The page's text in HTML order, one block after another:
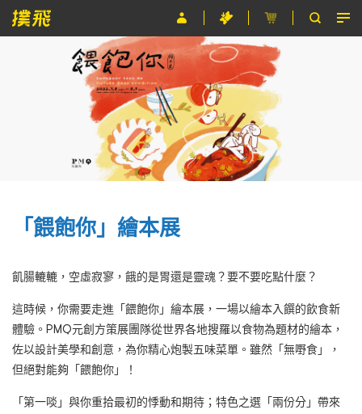
「餵飽你」繪本展
飢腸轆轆，空虛寂寥，餓的是胃還是靈魂？要不要吃點什麼？
這時候，你需要走進「餵飽你」繪本展，一場以繪本入饌的飲食新
體驗。PMQ元創方策展團隊從世界各地搜羅以食物為題材的繪本，
佐以設計美學和創意，為你精心炮製五味菜單。雖然「無嘢食」，
但絕對能夠「餵飽你」！
「第一啖」與你重拾最初的悸動和期待；特色之選「兩份分」帶來